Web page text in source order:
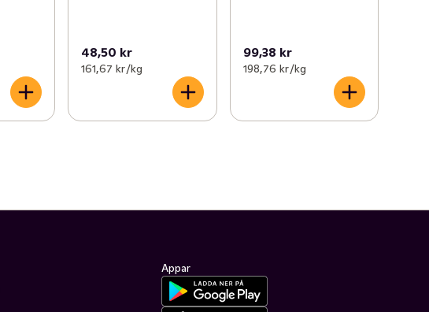
48,50 kr
161,67 kr /kg
99,38 kr
198,76 kr /kg
Appar